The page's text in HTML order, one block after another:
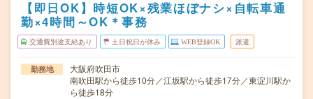
【即日OK】時短OK×残業ほぼナシ×自転車通
勤×4時間～OK＊事務
交通費別途支給あり 土日祝日が休み WEB登録OK 派遣
勤務地
大阪府吹田市
南吹田駅から徒歩10分／江坂駅から徒歩17分／東淀川駅か
ら徒歩18分